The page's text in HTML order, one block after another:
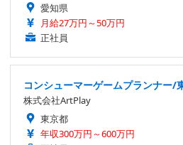
愛知県
月給27万円～50万円
正社員
コンシューマーゲームプランナー/
株式会社ArtPlay
東京都
年収300万円～600万円